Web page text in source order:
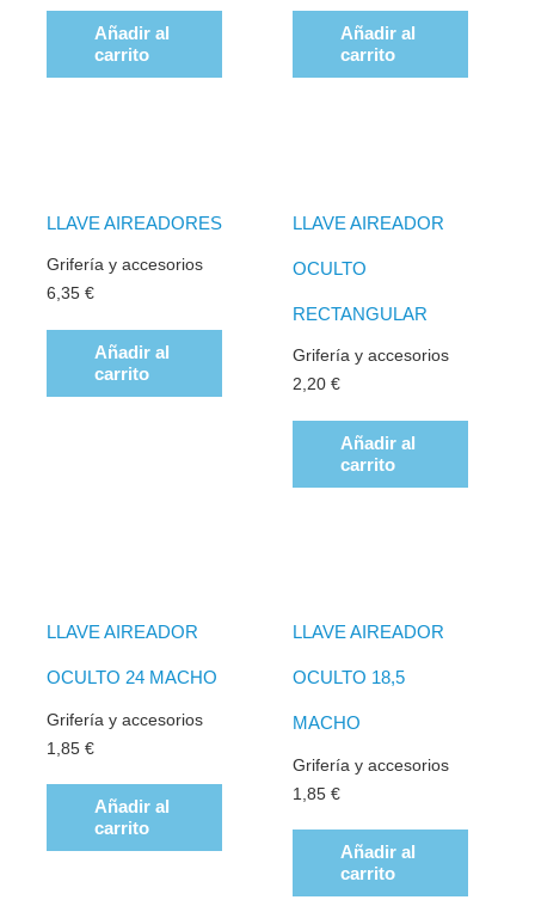
Añadir al
carrito
Añadir al
carrito
LLAVE AIREADORES
Grifería y accesorios
6,35€
Añadir al
carrito
LLAVE AIREADOR
OCULTO
RECTANGULAR
Grifería y accesorios
2,20 €
Añadir al
carrito
LLAVE AIREADOR
OCULTO 24 MACHO
Grifería y accesorios
1,85€
Añadir al
carrito
LLAVE AIREADOR
OCULTO 18,5
MACHO
Grifería y accesorios
1,85 €
Añadir al
carrito